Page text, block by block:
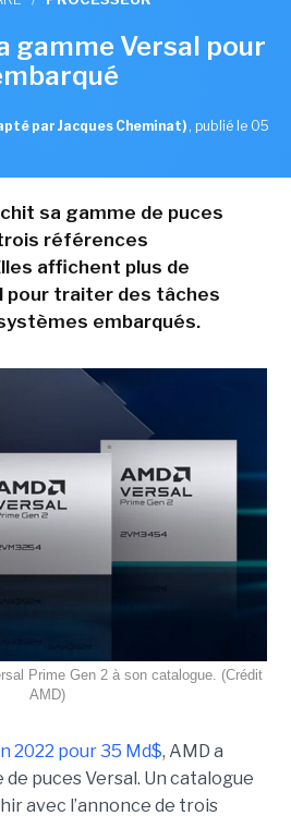
gamme Versal pour
par Jacques Cheminat) , publié le 05
sa gamme de puces
références
affichent plus de
pour traiter des tâches
embarqués.
Prime Gen 2 à son catalogue. (Crédit
AMD)
2022 pour 35 Md$, AMD a
puces Versal. Un catalogue
avec l’annonce de trois